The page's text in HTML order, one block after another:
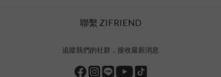
聯繫 ZIFRIEND
追蹤我們的社群，接收最新消息